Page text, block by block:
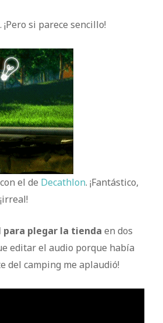
si parece sencillo!
el de Decathlon. ¡Fantástico,
plegar la tienda en dos
editar el audio porque había
del camping me aplaudió!